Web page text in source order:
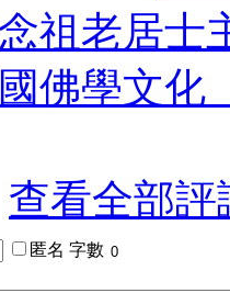
祖老居士
佛學文
查看全部評
匿名 字數